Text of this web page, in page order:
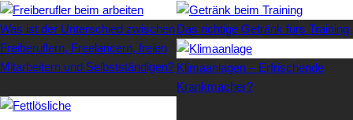
Was ist der Unterschied zwischen
Freiberuflern, Freelancern, freien
Mitarbeitern und Selbstständigen?
Das richtige Getränk fürs Training
Klimaanlagen – Erfrischende
Krankmacher?